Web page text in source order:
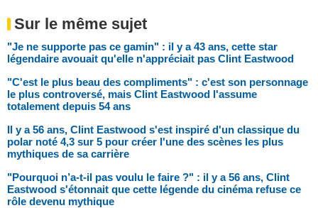
Sur le même sujet
"Je ne supporte pas ce gamin" : il y a 43 ans, cette star
légendaire avouait qu'elle n'appréciait pas Clint Eastwood
"C'est le plus beau des compliments" : c'est son personnage
le plus controversé, mais Clint Eastwood l'assume
totalement depuis 54 ans
Il y a 56 ans, Clint Eastwood s'est inspiré d'un classique du
polar noté 4,3 sur 5 pour créer l'une des scènes les plus
mythiques de sa carrière
"Pourquoi n’a-t-il pas voulu le faire ?" : il y a 56 ans, Clint
Eastwood s'étonnait que cette légende du cinéma refuse ce
rôle devenu mythique